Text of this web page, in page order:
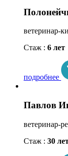
ветеринар-
Стаж : 6 лет
подробнее
Павлов
ветеринар-
Стаж : 30